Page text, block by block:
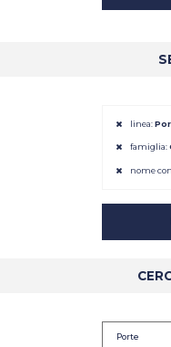
linea:
famiglia:
nome
Porte